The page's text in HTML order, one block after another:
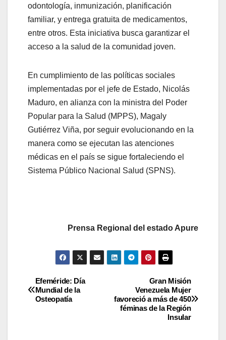
odontología, inmunización, planificación
familiar, y entrega gratuita de medicamentos,
entre otros. Esta iniciativa busca garantizar el
acceso a la salud de la comunidad joven.
En cumplimiento de las políticas sociales
implementadas por el jefe de Estado, Nicolás
Maduro, en alianza con la ministra del Poder
Popular para la Salud (MPPS), Magaly
Gutiérrez Viña, por seguir evolucionando en la
manera como se ejecutan las atenciones
médicas en el país se sigue fortaleciendo el
Sistema Público Nacional Salud (SPNS).
Prensa Regional del estado Apure
Gran Misión
Venezuela Mujer
favoreció a más de 450
féminas de la Región
Insular
Efeméride: Día
Mundial de la
Osteopatía